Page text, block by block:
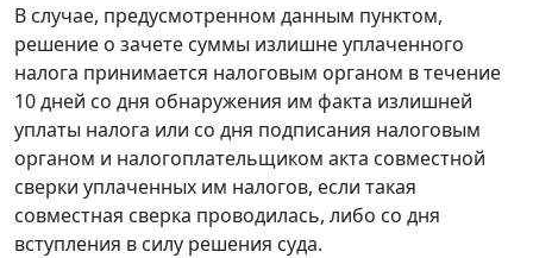
В случае, предусмотренном данным пунктом,
решение о зачете суммы излишне уплаченного
налога принимается налоговым органом в течение
10 дней со дня обнаружения им факта излишней
уплаты налога или со дня подписания налоговым
органом и налогоплательщиком акта совместной
сверки уплаченных им налогов, если такая
совместная сверка проводилась, либо со дня
вступления в силу решения суда.